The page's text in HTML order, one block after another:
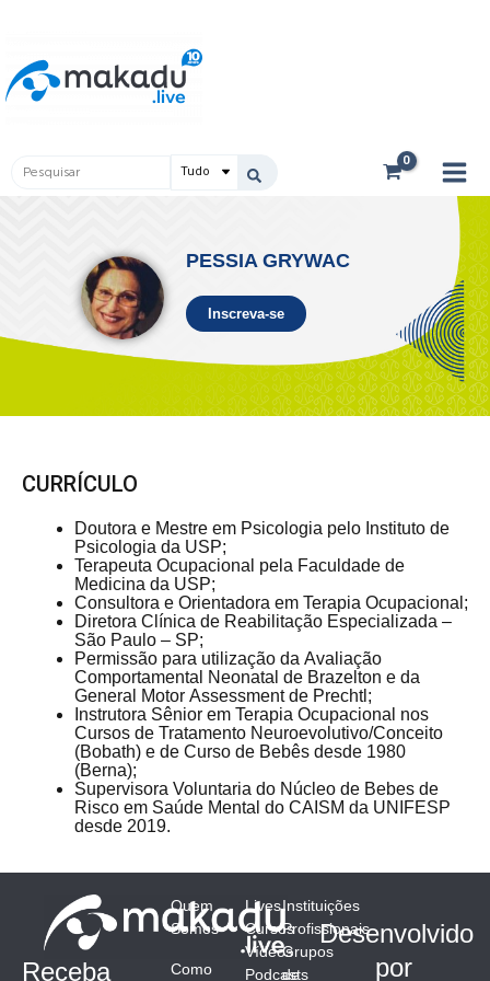
conteúdo
Pesquisar
PESSIA GRYWAC
Inscreva-se
CURRÍCULO
Doutora e Mestre em Psicologia pelo Instituto de
Psicologia da USP;
Terapeuta Ocupacional pela Faculdade de
Medicina da USP;
Consultora e Orientadora em Terapia Ocupacional;
Diretora Clínica de Reabilitação Especializada –
São Paulo – SP;
Permissão para utilização da Avaliação
Comportamental Neonatal de Brazelton e da
General Motor Assessment de Prechtl;
Instrutora Sênior em Terapia Ocupacional nos
Cursos de Tratamento Neuroevolutivo/Conceito
(Bobath) e de Curso de Bebês desde 1980
(Berna);
Supervisora Voluntaria do Núcleo de Bebes de
Risco em Saúde Mental do CAISM da UNIFESP
desde 2019.
Receba
Quem
Somos
Como
Lives
Cursos
Vídeos
Podcasts
Instituições
Profissionais
Grupos
de
Desenvolvido
por